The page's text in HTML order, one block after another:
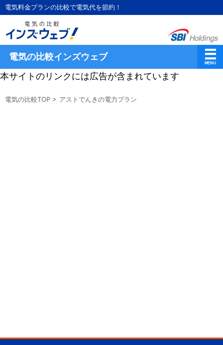
電気料金プランの比較で電気代を節約！
電気の比較インズウェブ
本サイトのリンクには広告が含まれています
電気の比較TOP > アストでんきの電力プラン